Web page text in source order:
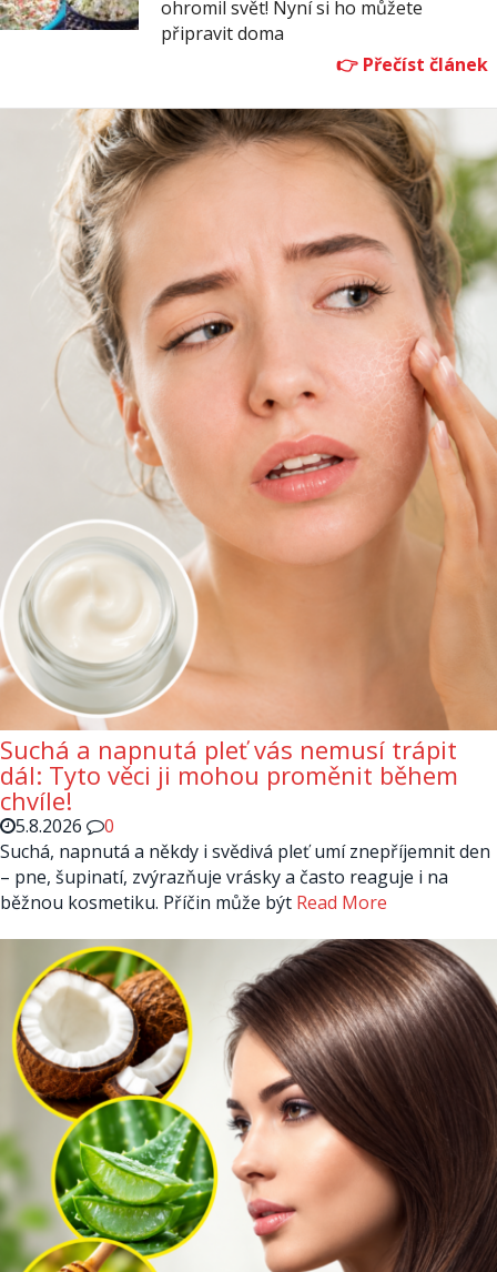
ohromil svět! Nyní si ho můžete
připravit doma
Suchá a napnutá pleť vás nemusí trápit
dál: Tyto věci ji mohou proměnit během
chvíle!
5.8.2026
0
Suchá, napnutá a někdy i svědivá pleť umí znepříjemnit den
– pne, šupinatí, zvýrazňuje vrásky a často reaguje i na
běžnou kosmetiku. Příčin může být Read More